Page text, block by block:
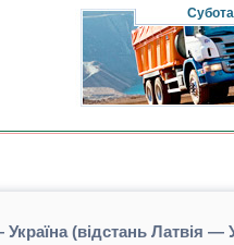
Субота
(відстань Латвія —